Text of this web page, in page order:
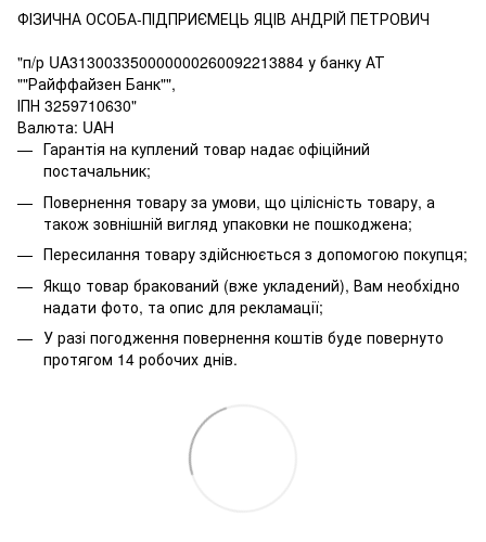
ФІЗИЧНА ОСОБА-ПІДПРИЄМЕЦЬ ЯЦІВ АНДРІЙ ПЕТРОВИЧ
"п/р UA313003350000000260092213884 у банку АТ
""Райффайзен Банк"",
ІПН 3259710630"
Валюта: UAH
Гарантія на куплений товар надає офіційний
постачальник;
Повернення товару за умови, що цілісність товару, а
також зовнішній вигляд упаковки не пошкоджена;
Пересилання товару здійснюється з допомогою покупця;
Якщо товар бракований (вже укладений), Вам необхідно
надати фото, та опис для рекламації;
У разі погодження повернення коштів буде повернуто
протягом 14 робочих днів.